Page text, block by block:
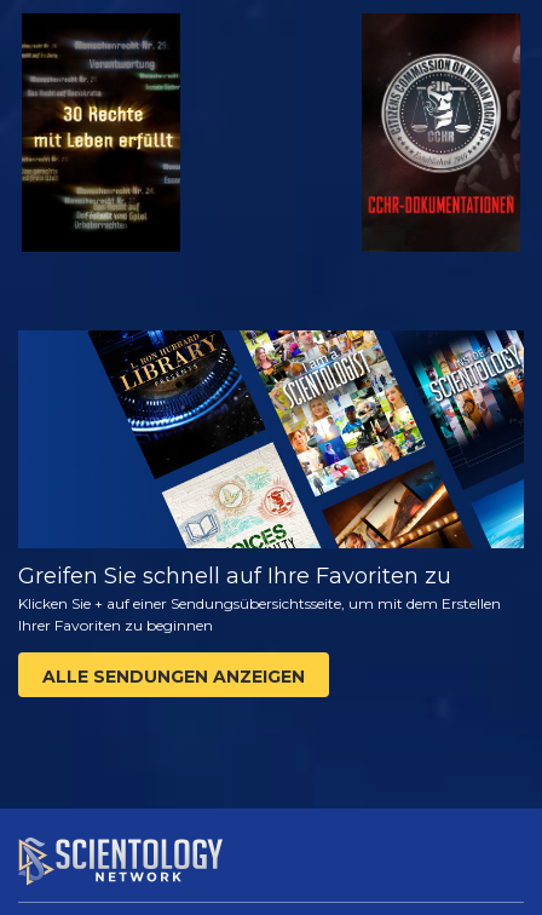
ANSEHEN ANSEHEN
ANSEHEN
SERIE
ENTDECKEN
Greifen Sie schnell auf Ihre Favoriten zu
Klicken Sie + auf einer Sendungsübersichtsseite, um mit dem Erstellen
Ihrer Favoriten zu beginnen
ALLE SENDUNGEN ANZEIGEN